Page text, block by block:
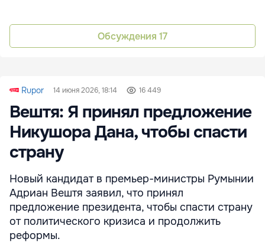
Обсуждения 17
Rupor 14 июня 2026, 18:14 16 449
Вештя: Я принял предложение
Никушора Дана, чтобы спасти
страну
Новый кандидат в премьер-министры Румынии
Адриан Вештя заявил, что принял
предложение президента, чтобы спасти страну
от политического кризиса и продолжить
реформы.